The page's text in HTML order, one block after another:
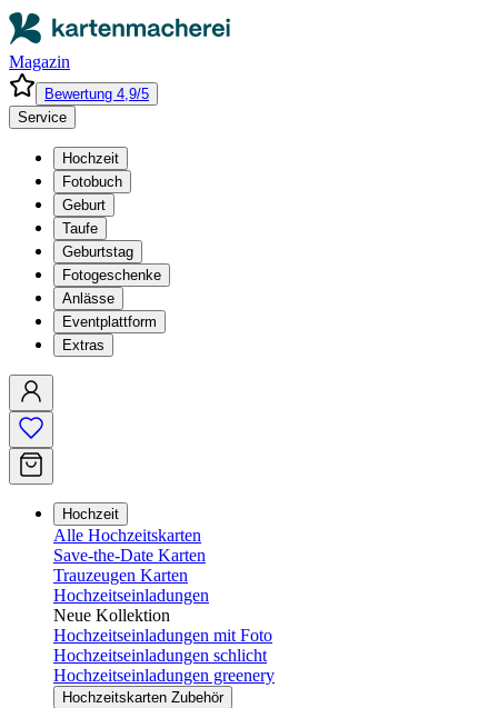
Magazin
Bewertung 4,9/5
Service
Hochzeit
Fotobuch
Geburt
Taufe
Geburtstag
Fotogeschenke
Anlässe
Eventplattform
Extras
Hochzeit
Alle Hochzeitskarten
Save-the-Date Karten
Trauzeugen Karten
Hochzeitseinladungen
Neue Kollektion
Hochzeitseinladungen mit Foto
Hochzeitseinladungen schlicht
Hochzeitseinladungen greenery
Hochzeitskarten Zubehör